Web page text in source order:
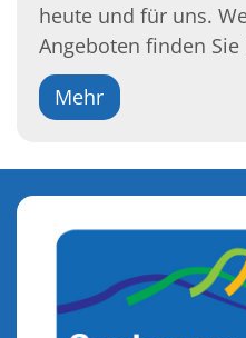
heute und für uns.
Angeboten finden
Mehr